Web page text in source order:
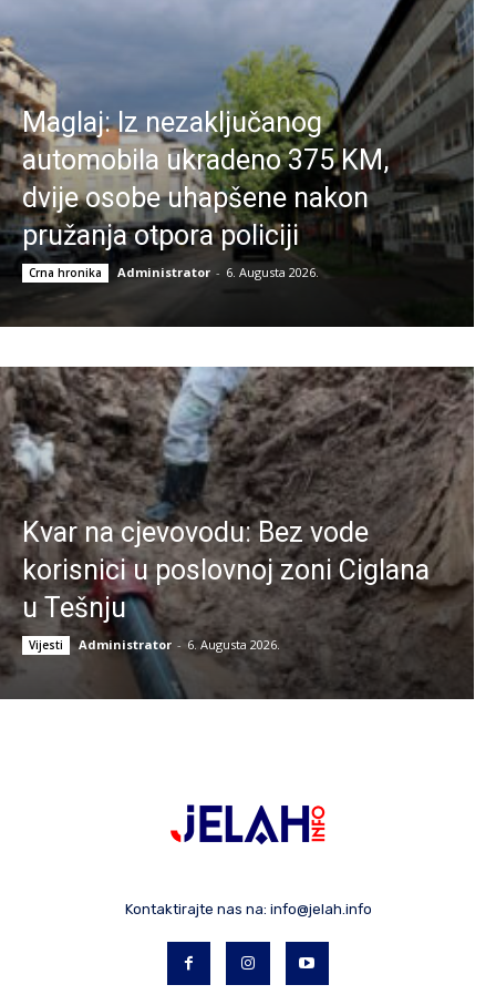
Maglaj: Iz nezaključanog
automobila ukradeno 375 KM,
dvije osobe uhapšene nakon
pružanja otpora policiji
Crna hronika Administrator - 6. Augusta 2026.
Kvar na cjevovodu: Bez vode
korisnici u poslovnoj zoni Ciglana
u Tešnju
Vijesti Administrator - 6. Augusta 2026.
Kontaktirajte nas na: info@jelah.info